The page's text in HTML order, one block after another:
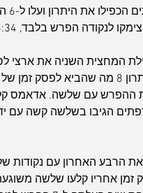
הפרש בלבד, 35:34 לצרפתים במחצית.
המחצית השניה את ארצי
אך נאנטר עלתה ליתרון 8 מה
ההפרש עם שלשה. אדאמס
זמן אחריו קלעו שלשה